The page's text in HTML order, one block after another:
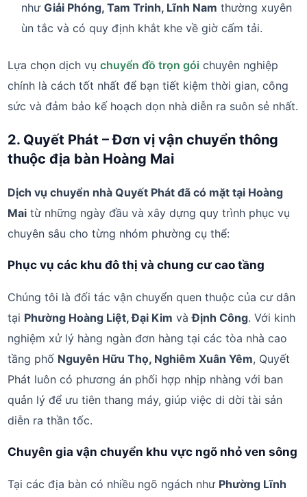
nhưGiải Phóng, Tam Trinh, Lĩnh Nam thường xuyên
ùn tắc và có quy định khắt khe về giờ cấm tải.
Lựa chọn dịch vụchuyển đồ trọn gói chuyên nghiệp
chính là cách tốt nhất để bạn tiết kiệm thời gian, công
sức và đảm bảo kế hoạch dọn nhà diễn ra suôn sẻ nhất.
2. Quyết Phát – Đơn vị vận chuyển thông
thuộc địa bàn Hoàng Mai
Dịch vụ chuyển nhà Quyết Phát đã có mặt tại Hoàng
Mai từ những ngày đầu và xây dựng quy trình phục vụ
chuyên sâu cho từng nhóm phường cụ thể:
Phục vụ các khu đô thị và chung cư cao tầng
Chúng tôi là đối tác vận chuyển quen thuộc của cư dân
tại Phường Hoàng Liệt, Đại Kim vàĐịnh Công. Với kinh
nghiệm xử lý hàng ngàn đơn hàng tại các tòa nhà cao
tầng phố Nguyễn Hữu Thọ, Nghiêm Xuân Yêm, Quyết
Phát luôn có phương án phối hợp nhịp nhàng với ban
quản lý để ưu tiên thang máy, giúp việc di dời tài sản
diễn ra thần tốc.
Chuyên gia vận chuyển khu vực ngõ nhỏ ven sông
Tại các địa bàn có nhiều ngõ ngách như Phường Lĩnh